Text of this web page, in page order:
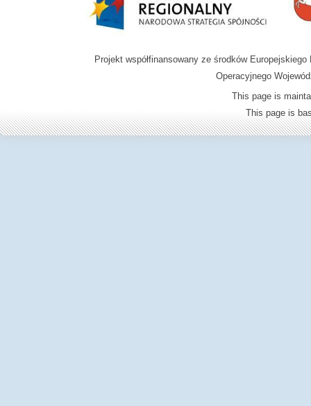
Projekt współfinansowany ze środków
Operacyjnego
This page is
This page is